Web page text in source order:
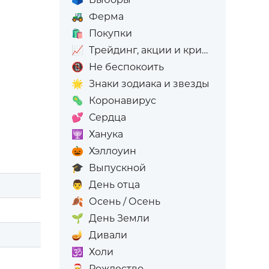
🚜 Ферма
🛍️
Покупки
📈 Трейдинг, акции и криптовалюта
📵 Не беспокоить
🌟 Знаки зодиака и звезды
🦠 Коронавирус
💕 Сердца
🕎
Ханука
🎃 Хэллоуин
🎓 Выпускной
👨 День отца
🍂 Осень / Осень
🌱 День Земли
🪔 Дивали
🕉️
Холи